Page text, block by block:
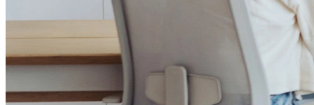
Política de Segurança da Informação
Relatório de Transparência Salarial
Regulamento do Arranjo PAT
Soluções
Alelo Tudo Alelo Pod Gestão de VT
Soluções de Pagamentos